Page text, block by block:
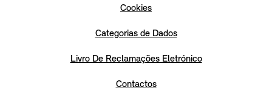
Cookies
Categorias de Dados
Livro De Reclamações Eletrónico
Contactos